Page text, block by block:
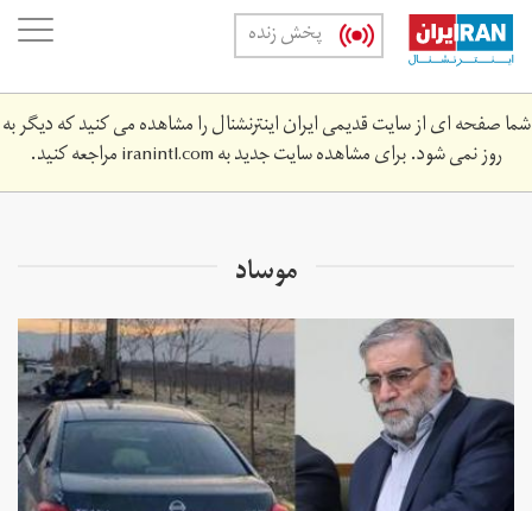
Skip
main
content
پخش زنده
شما صفحه ای از سایت قدیمی ایران اینترنشنال را مشاهده می کنید که دیگر به
روز نمی شود. برای مشاهده سایت جدید بهiranintl.comمراجعه کنید.
موساد